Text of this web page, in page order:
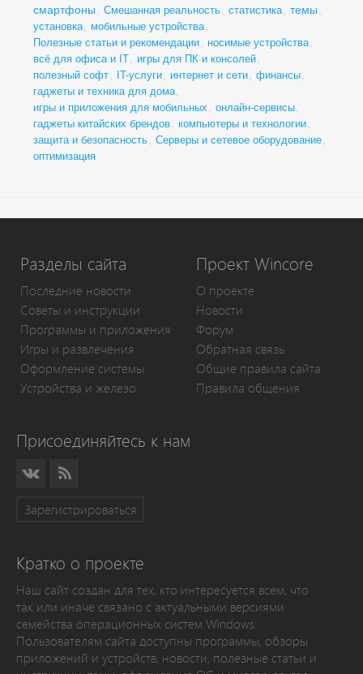
смартфоны , Смешанная реальность, статистика, темы ,
установка, мобильные устройства,
Полезные статьи и рекомендации, носимые устройства,
всё для офиса и IT, игры для ПК и консолей,
полезный софт, IT-услуги, интернет и сети, финансы,
гаджеты и техника для дома,
игры и приложения для мобильных , онлайн-сервисы,
гаджеты китайских брендов, компьютеры и технологии,
защита и безопасность, Серверы и сетевое оборудование,
оптимизация
Разделы сайта
Последние новости
Советы и инструкции
Программы и приложения
Игры и развлечения
Оформление системы
Устройства и железо
Проект Wincore
О проекте
Новости
Форум
Обратная связь
Общие правила сайта
Правила общения
Присоединяйтесь к нам
Зарегистрироваться
Кратко о проекте
Наш сайт создан для тех, кто интересуется всем, что
так или иначе связано с актуальными версиями
семейства операционных систем Windows.
Пользователям сайта доступны программы, обзоры
приложений и устройств, новости, полезные статьи и